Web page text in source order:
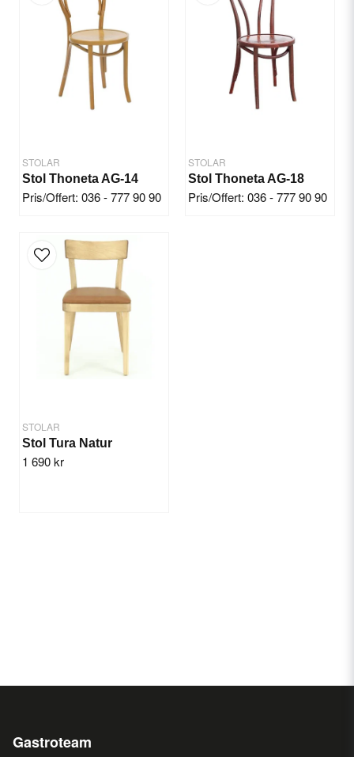
STOLAR
Stol Thoneta AG-14
Pris/Offert: 036 - 777 90 90
STOLAR
Stol Thoneta AG-18
Pris/Offert: 036 - 777 90 90
STOLAR
Stol Tura Natur
1 690 kr
Yes, you can publish my question.
Gastroteam